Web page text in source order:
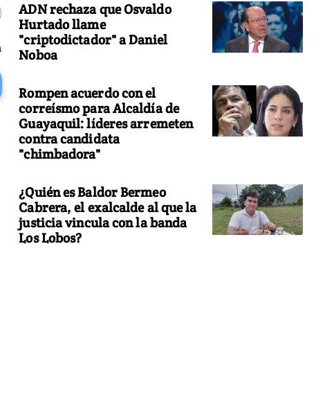
ADN rechaza que Osvaldo
Hurtado llame
"criptodictador" a Daniel
Noboa
Rompen acuerdo con el
correísmo para Alcaldía de
Guayaquil: líderes arremeten
contra candidata
"chimbadora"
¿Quién es Baldor Bermeo
Cabrera, el exalcalde al que la
justicia vincula con la banda
Los Lobos?